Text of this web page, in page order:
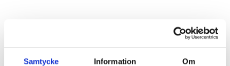
Samtycke Information Om
Saucony Omni 20 Wide är byggd på en något rakare läst